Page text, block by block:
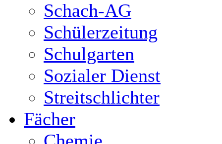
Schach-AG
Schülerzeitung
Schulgarten
Sozialer Dienst
Streitschlichter
Fächer